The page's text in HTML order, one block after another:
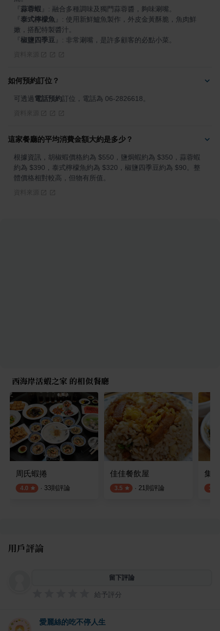
蒜蓉蝦
泰式檸檬魚
: 使用新鮮鱸魚製作，外皮金黃酥脆，魚肉鮮
椒鹽四季豆 : 非常涮嘴，是許多顧客的必點小菜。
如何預約訂位？
可透過電話預約訂位，電話為 06-2826618。
這家餐廳的平均消費金額大約是多少？
根據資訊，胡椒蝦價格約為 $550，鹽焗蝦約為 $350，蒜蓉蝦
約為 $390，泰式檸檬魚約為 $320，椒鹽四季豆約為 $90。整
體價格相對較高，但物有所值。
西海岸活蝦之家 的相似餐廳
周氏蝦捲
4.0 · 33則評論
佳佳餐飲屋
3.5 · 21則評論
集
3.9
用戶評論
留下評論
給予評分
愛麗絲的吃不停人生